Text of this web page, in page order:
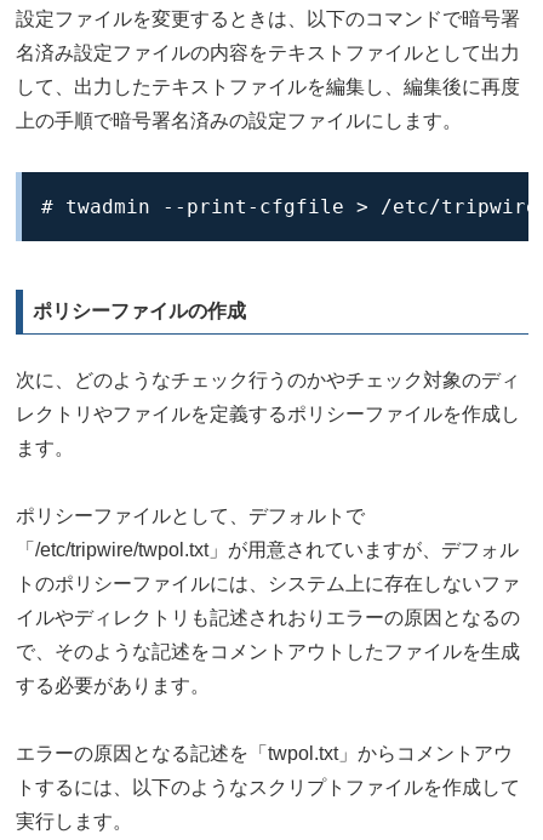
設定ファイルを変更するときは、以下のコマンドで暗号署
名済み設定ファイルの内容をテキストファイルとして出力
して、出力したテキストファイルを編集し、編集後に再度
上の手順で暗号署名済みの設定ファイルにします。
# twadmin --print-cfgfile > /etc/
ポリシーファイルの作成
次に、どのようなチェック行うのかやチェック対象のディ
レクトリやファイルを定義するポリシーファイルを作成し
ます。
ポリシーファイルとして、デフォルトで
「/etc/tripwire/twpol.txt」が用意されていますが、デフォル
トのポリシーファイルには、システム上に存在しないファ
イルやディレクトリも記述されおりエラーの原因となるの
で、そのような記述をコメントアウトしたファイルを生成
する必要があります。
エラーの原因となる記述を「twpol.txt」からコメントアウ
トするには、以下のようなスクリプトファイルを作成して
実行します。